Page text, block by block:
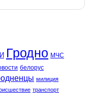
Гродно МЧС
белорус
милиция
транспорт